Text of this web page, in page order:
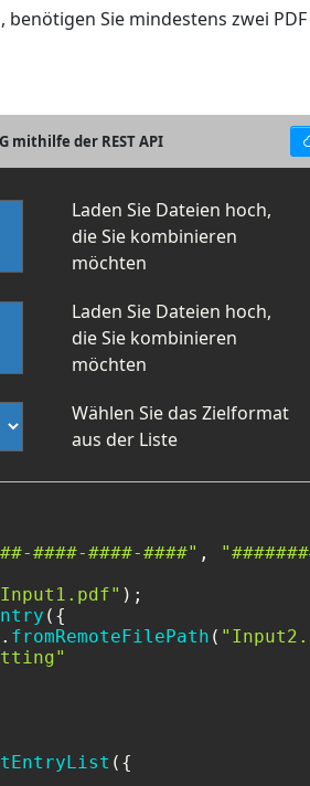
Sie mindestens zwei
mithilfe der REST API
Laden Sie Dateien hoch,
die Sie kombinieren
möchten
Laden Sie Dateien hoch,
die Sie kombinieren
möchten
Wählen Sie das Zielformat
aus der Liste
####-####-####" ,
({
. fromRemoteFilePath (
({